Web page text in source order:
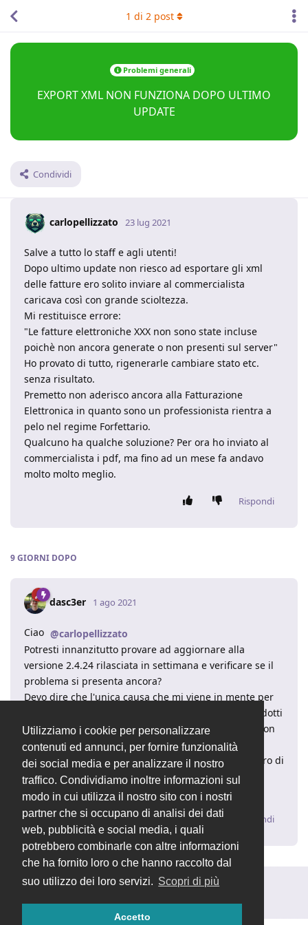
Utilizziamo i cookie per personalizzare
contenuti ed annunci, per fornire funzionalità
dei social media e per analizzare il nostro
traffico. Condividiamo inoltre informazioni sul
modo in cui utilizza il nostro sito con i nostri
partner che si occupano di analisi dei dati
web, pubblicità e social media, i quali
potrebbero combinarle con altre informazioni
che ha fornito loro o che hanno raccolto dal
suo utilizzo dei loro servizi. Scopri di più
Accetto
Problemi generali
EXPORT XML NON FUNZIONA DOPO ULTIMO
UPDATE
Condividi
1 di 2post
carlopellizzato 23 lug 2021
Salve a tutto lo staff e agli utenti!
Dopo ultimo update non riesco ad esportare gli xml
delle fatture ero solito inviare al commercialista
caricava così con grande scioltezza.
Mi restituisce errore:
"Le fatture elettroniche XXX non sono state incluse
poichè non ancora generate o non presenti sul server"
Ho provato di tutto, rigenerarle cambiare stato etc.
senza risultato.
Premetto non aderisco ancora alla Fatturazione
Elettronica in quanto sono un professionista rientra a
pelo nel regime Forfettario.
Qualcuno ha qualche soluzione? Per ora ho inviato al
commercialista i pdf, ma fino ad un mese fa andavo
molto molto meglio.
Rispondi
9 GIORNI DOPO
dasc3er 1 ago 2021
Ciao @carlopellizzato
Potresti innanzitutto provare ad aggiornare alla
versione 2.4.24 rilasciata in settimana e verificare se il
problema si presenta ancora?
Devo dire che l'unica causa che mi viene in mente per
questo malfunzionamento è che alcuni file XML prodotti
e salvati in automatico nella cartellafiles/fatture/
non
siano più accessibili per qualche motivo...
Ti consiglio in ogni caso di indicare sempre il numero di
versione effettivo in utilizzo, per evitare
incomprensioni.
Rispondi
Rispondi alla discussione...